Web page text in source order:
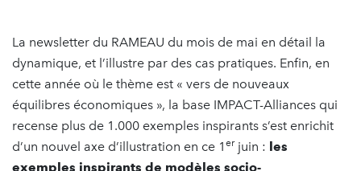
La newsletter du RAMEAU du mois de mai en détail la
dynamique, et l’illustre par des cas pratiques. Enfin, en
cette année où le thème est « vers de nouveaux
équilibres économiques », la base IMPACT-Alliances qui
recense plus de 1.000 exemples inspirants s’est enrichit
d’un nouvel axe d’illustration en ce 1 erjuin : les
exemples inspirants de modèles socio-